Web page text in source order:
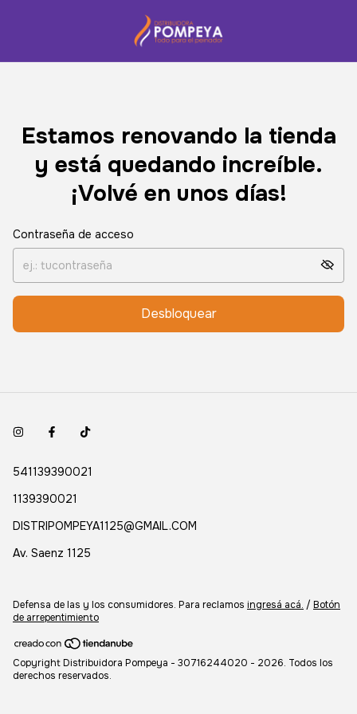
Estamos renovando la tienda
y está quedando increíble.
¡Volvé en unos días!
Contraseña de acceso
Desbloquear
541139390021
1139390021
DISTRIPOMPEYA1125@GMAIL.COM
Av. Saenz 1125
Defensa de las y los consumidores. Para reclamos ingresá acá. / Botón
de arrepentimiento
Copyright Distribuidora Pompeya - 30716244020 - 2026. Todos los
derechos reservados.